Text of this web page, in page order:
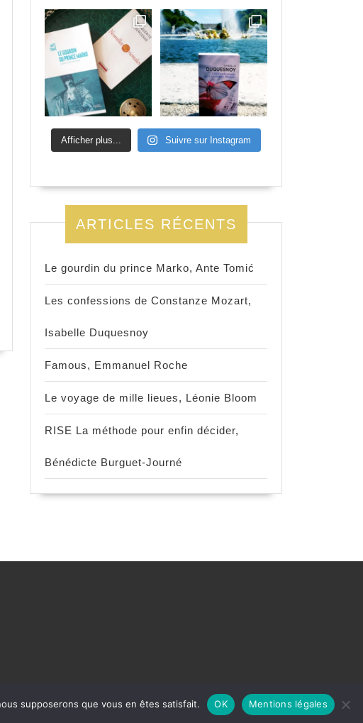
Afficher plus... Suivre sur Instagram
ARTICLES RÉCENTS
Le gourdin du prince Marko, Ante Tomić
Les confessions de Constanze Mozart,
Isabelle Duquesnoy
Famous, Emmanuel Roche
Le voyage de mille lieues, Léonie Bloom
RISE La méthode pour enfin décider,
Bénédicte Burguet-Journé
droits réservés
supposerons que vous en êtes satisfait. OK Mentions légales